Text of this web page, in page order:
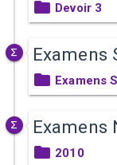
Devoir 3
Examens
Examens
Examens
2010